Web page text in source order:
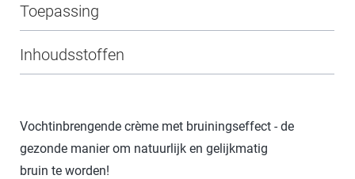
Toepassing
Inhoudsstoffen
Vochtinbrengende crème met bruiningseffect - de
gezonde manier om natuurlijk en gelijkmatig
bruin te worden!